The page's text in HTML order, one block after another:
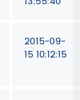
2015-09-
15 10:12:15